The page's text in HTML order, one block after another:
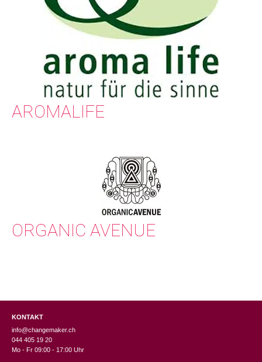
AROMALIFE
ORGANIC AVENUE
KONTAKT
info@changemaker.ch
044 405 19 20
Mo - Fr 09:00 - 17:00 Uhr